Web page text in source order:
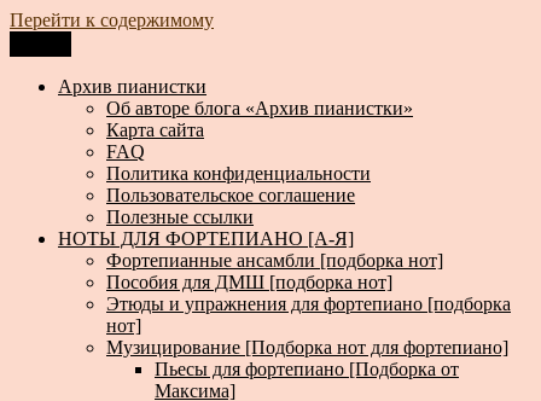
Перейти к содержимому
Архив пианистки
Всё для пианистов: ноты, книги, музыка, статьи…
Архив пианистки
Об авторе блога «Архив пианистки»
Карта сайта
FAQ
Политика конфиденциальности
Пользовательское соглашение
Полезные ссылки
НОТЫ ДЛЯ ФОРТЕПИАНО [А-Я]
Фортепианные ансамбли [подборка нот]
Пособия для ДМШ [подборка нот]
Этюды и упражнения для фортепиано [подборка
нот]
Музицирование [Подборка нот для фортепиано]
Пьесы для фортепиано [Подборка от
Максима]